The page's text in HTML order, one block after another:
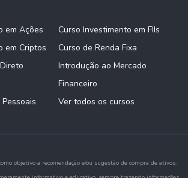
em Ações
Curso Investimento em FIIs
em Criptos
Curso de Renda Fixa
Introdução ao Mercado
Financeiro
Ver todos os cursos
objetivo a recomendação e/ou sugestão de compra de ativos.